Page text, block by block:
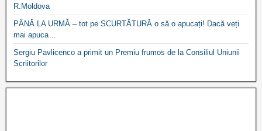
R.Moldova
PÂNĂ LA URMĂ – tot pe SCURTĂTURĂ o să o apucați! Dacă veți
mai apuca…
Sergiu Pavlicenco a primit un Premiu frumos de la Consiliul Uniunii
Scriitorilor